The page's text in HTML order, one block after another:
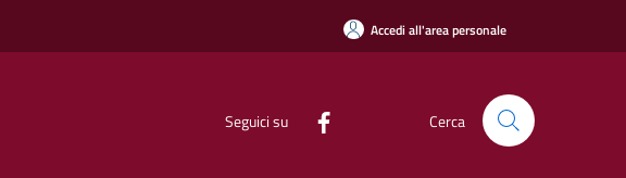
Accedi all'area personale
Seguici su Cerca